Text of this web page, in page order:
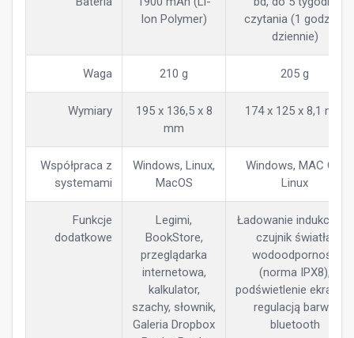
Ion Polymer)
czytania (1 godzinę
dziennie)
Waga 210 g 205 g
Wymiary
195 x 136,5 x 8
mm
174 x 125 x 8,1 mm
Współpraca z
systemami
Windows, Linux,
MacOS
Windows, MAC OS,
Linux
Funkcje
dodatkowe
Legimi,
BookStore,
przeglądarka
internetowa,
kalkulator,
szachy, słownik,
Galeria Dropbox
Ładowanie indukcyjne,
czujnik światła,
wodoodporność
(norma IPX8),
podświetlenie ekranu z
regulacją barwy,
bluetooth